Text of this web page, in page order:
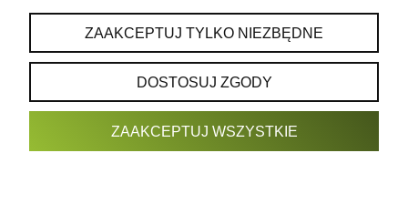
POKAŻ PEŁNĄ WERSJĘ STRONY
ZAAKCEPTUJ TYLKO NIEZBĘDNE
DOSTOSUJ ZGODY
ZAAKCEPTUJ WSZYSTKIE